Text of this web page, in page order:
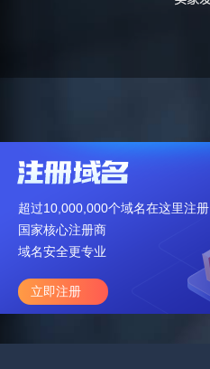
超过10,000,000个域名在这里注册
国家核心注册商
域名安全更专业
立即注册